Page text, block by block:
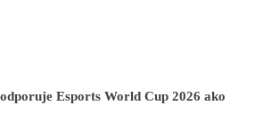
Esports World Cup 2026 ako